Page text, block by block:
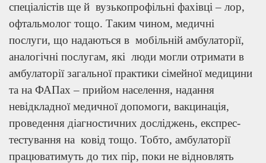
спеціалістів ще й вузькопрофільні фахівці – лор,
офтальмолог тощо. Таким чином, медичні
послуги, що надаються в мобільній амбулаторії,
аналогічні послугам, які люди могли отримати в
амбулаторії загальної практики сімейної медицини
та на ФАПах – прийом населення, надання
невідкладної медичної допомоги, вакцинація,
проведення діагностичних досліджень, експрес-
тестування на ковід тощо. Тобто, амбулаторії
працюватимуть до тих пір, поки не відновлять